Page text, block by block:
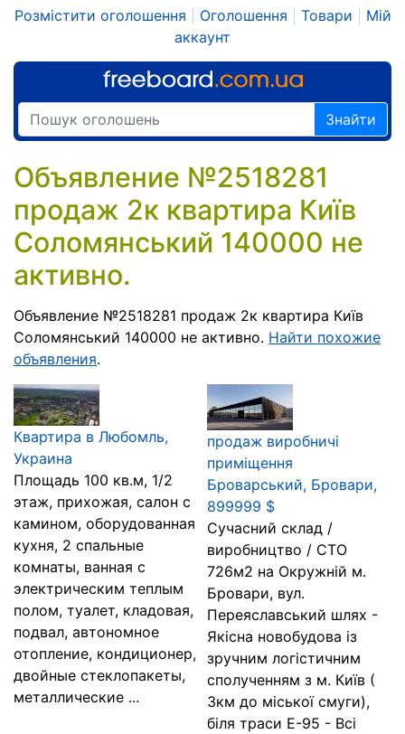
Розмістити оголошення Оголошення Товари
Мій
аккаунт
Знайти
Объявление №2518281
продаж 2к квартира Київ
Соломянський 140000 не
активно.
Объявление №2518281 продаж 2к квартира Київ
Соломянський 140000 не активно. Найти похожие
объявления.
Квартира в Любомль,
Украина
Площадь 100 кв.м, 1/2
этаж, прихожая, салон с
камином, оборудованная
кухня, 2 спальные
комнаты, ванная с
электрическим теплым
полом, туалет, кладовая,
подвал, автономное
отопление, кондиционер,
двойные стеклопакеты,
металлические ...
продаж виробничі
приміщення
Броварський, Бровари,
899999 $
Сучасний склад /
виробництво / СТО
726м2 на Окружній м.
Бровари, вул.
Переяславський шлях -
Якісна новобудова із
зручним логістичним
сполученням з м. Київ (
3км до міської смуги),
біля траси Е-95 - Всі